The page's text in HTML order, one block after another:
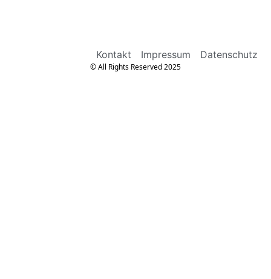
Kontakt Impressum Datenschutz
© All Rights Reserved 2025